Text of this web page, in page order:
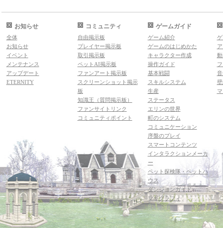
お知らせ
全体
お知らせ
イベント
メンテナンス
アップデート
ETERNITY
コミュニティ
自由掲示板
プレイヤー掲示板
取引掲示板
ペットAI掲示板
ファンアート掲示板
スクリーンショット掲示
板
知識王（質問掲示板）
ファンサイトリンク
コミュニティポイント
ゲームガイド
ゲーム紹介
ゲームのはじめかた
キャラクター作成
操作ガイド
基本戦闘
スキルシステム
生産
ステータス
エリンの世界
町のシステム
コミュニケーション
序盤のプレイ
スマートコンテンツ
インタラクションメーカ
ー
ペット探検隊・ペットハ
ウス
ダンジョンガイド
マギグラフィ